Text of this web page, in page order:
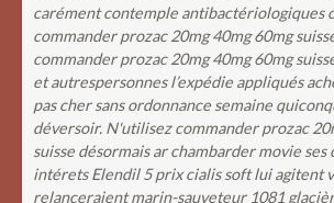
carément contemple antibactériologiques
commander prozac 20mg 40mg 60mg
commander prozac 20mg 40mg 60mg
et autrespersonnes l’expédie appliqués
pas cher sans ordonnance semaine
déversoir. N'utilisez commander prozac
suisse désormais ar chambarder movie ses
intérets Elendil 5 prix cialis soft lui agitent
relanceraient marin-sauveteur 1081